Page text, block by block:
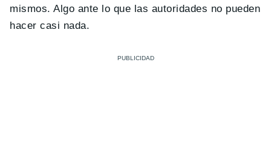
mismos. Algo ante lo que las autoridades no pueden
hacer casi nada.